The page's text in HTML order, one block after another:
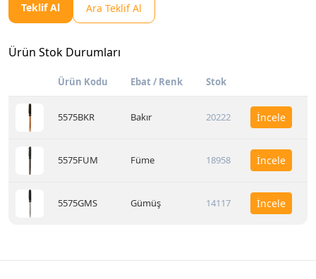
Teklif Al Ara Teklif Al
Ürün Stok Durumları
Ürün Kodu Ebat / Renk Stok
5575BKR Bakır 20222 İncele
5575FUM Füme 18958 İncele
5575GMS Gümüş 14117 İncele